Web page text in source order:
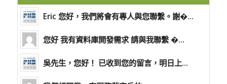
Eric 您好，我們將會有專人與您聯繫。謝�...
您好 我有資料庫開發需求 請與我聯繫 �...
吳先生，您好！ 已收到您的留言，明日上...